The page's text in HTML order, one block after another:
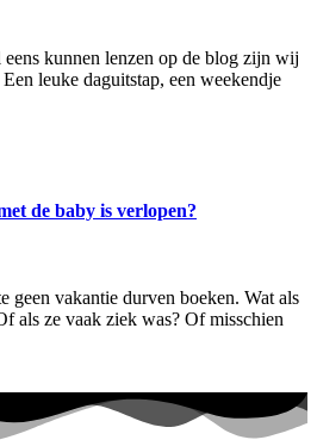
kunnen lenzen op de blog zijn wij
leuke daguitstap, een weekendje
de baby is verlopen?
geen vakantie durven boeken. Wat als
als ze vaak ziek was? Of misschien